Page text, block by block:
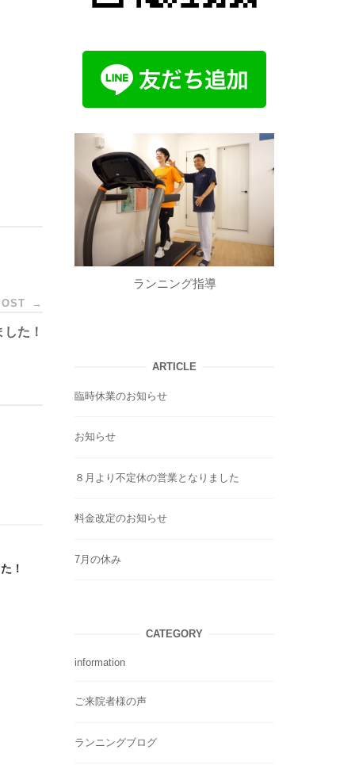
→
た！
！
ランニング指導
ARTICLE
臨時休業のお知らせ
お知らせ
８月より不定休の営業となりました
料金改定のお知らせ
7月の休み
CATEGORY
information
ご来院者様の声
ランニングブログ